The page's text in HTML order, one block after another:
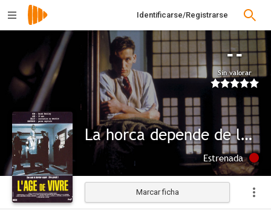
Identificarse/Registrarse
--
Sin valorar
La horca depende de la gramática
Estrenada
Marcar ficha